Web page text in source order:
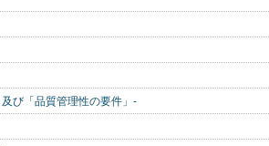
び「品質管理性の要件」-